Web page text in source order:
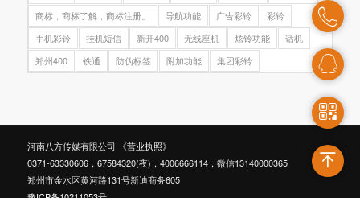
商标，商标了解，商标注册。
导航功能 广告彩铃
彩铃
手机彩铃
挂机短信 新开400 无线座机 炫铃功能
话机
郑州400
铁通 防伪标签 附加功能 集团彩铃
河南八方传媒有限公司
《营业执照》
0371-63330606，67584320(夜)，4006666114，微信13140000365
郑州市金水区黄河路131号新迪商务605